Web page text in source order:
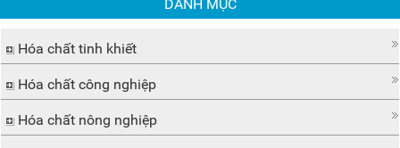
DANH MỤC
Hóa chất tinh khiết
Hóa chất công nghiệp
Hóa chất nông nghiệp